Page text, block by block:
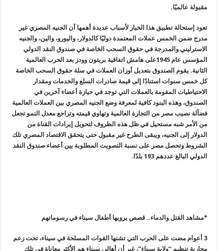
مقبولة عالميًا.
تعود إستحالة تطبيق هذا الخيار لأسباب عديدة أهمها أن الجنيه المصري غير
مدرج ضمن الخمس عملات المعتمدة دوليًا كالدولار، واليورو، والين، والجنيه
الاسترليني والمدرجة في حقوق السحب الخاصة في صندوق النقد الدولي
المؤسس عام 1945على هامش اتفاقية بريتون وودز بعد الحرب العالمية
الثانية. يقوم الصندوق بتعديل أوزان العملات في سلة حقوق السحب الخاصة
كل خمس سنوات استنادًا إلى قيمة صادرات السلع والخدمات ومقدار
الاحتياطيات المقومة بالعملات التي توجد في حيازة أعضاء آخرين في
الصندوق، وهذه البنود كافية لمعرفة وضع الجنيه المصري بين العملات العالمية
فضآلة نصيب مصر من التجارة العالمية وتهاوي قيمته وتراجع معدل النمو تجعل
من الأمر شبه مستحيل في ظل هذه الظروف لتحويل إيرادات القناة من
الدولار إلى الجنيه، ويبقى الطرح غير مقبول حتى يتحقق الاقتصاد المصري تلك
الشروط وتحصل مصر على نسبة التصويت المطلوبة بين أعضاء صندوق النقد
الدولي البالغ عددهم 193 بلدًا.
*مشاهد القتل والدماء.. قصص يرويها أطفال سيناء في رسوماتهم
3 أعوام مضت على الحرب التي تشنها القوات المسلحة في سيناء، تحت زعم
محاربة تنظيم “ولاية سيناء”، غير أن أهالي سيناء هم الأكثر معاناة في تلك